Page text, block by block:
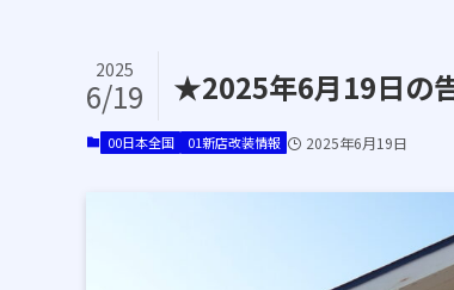
★2025年6月19日の
2025
6/19
00日本全国 01新店改装情報 2025年6月19日